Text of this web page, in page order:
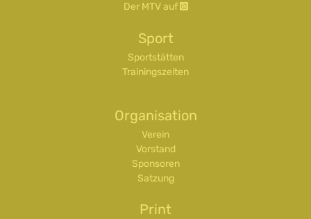
Der MTV auf
Sport
Sportstätten
Trainingszeiten
Organisation
Verein
Vorstand
Sponsoren
Satzung
Print